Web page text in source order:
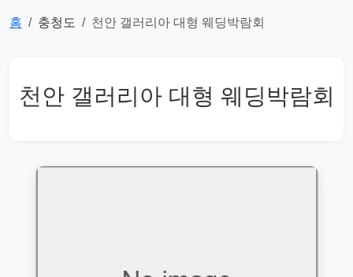
홈 충청도 천안 갤러리아 대형 웨딩박람회
천안 갤러리아 대형 웨딩박람회